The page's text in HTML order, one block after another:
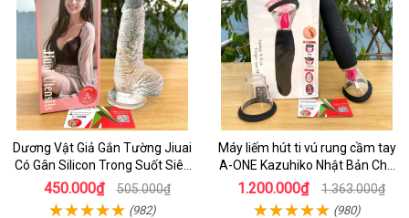
Dương Vật Giả Gắn Tường Jiuai
Có Gân Silicon Trong Suốt Siêu
Mềm
450.000₫ 505.000₫
(982)
Máy liếm hút ti vú rung cầm tay
A-ONE Kazuhiko Nhật Bản Cho
Nữ massage
1.200.000₫ 1.363.000₫
(980)